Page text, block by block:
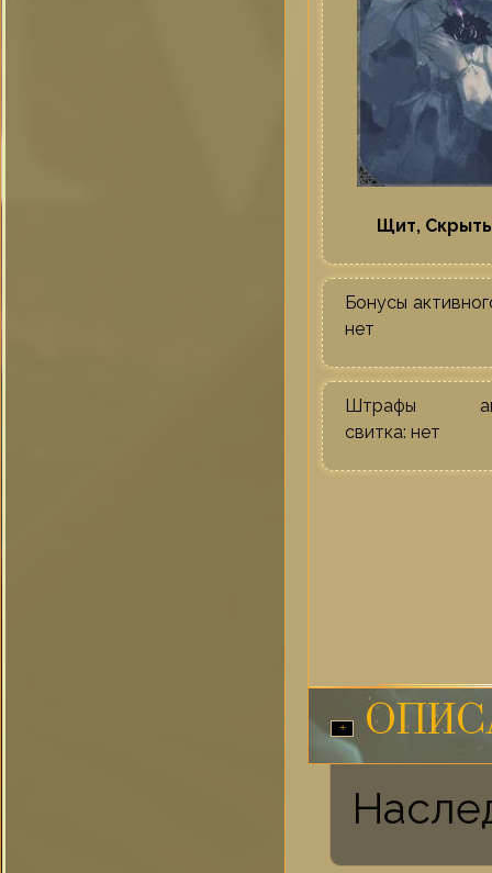
Щит,
Бонусы
нет
Штрафы
свитка: нет